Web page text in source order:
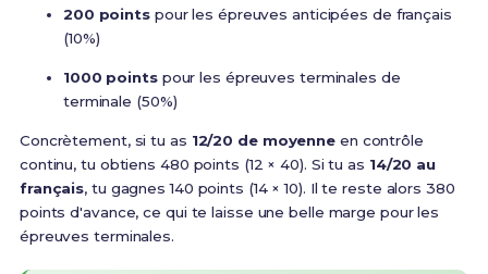
200 pointspour les épreuves anticipées de français
(10%)
1000 pointspour les épreuves terminales de
terminale (50%)
Concrètement, si tu as 12/20 de moyenne en contrôle
continu, tu obtiens 480 points (12 × 40). Si tu as 14/20 au
français, tu gagnes 140 points (14 × 10). Il te reste alors 380
points d'avance, ce qui te laisse une belle marge pour les
épreuves terminales.